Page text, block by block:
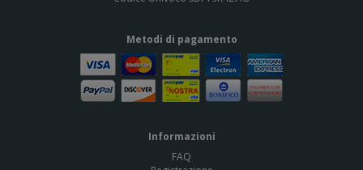
Metodi di pagamento
Informazioni
FAQ